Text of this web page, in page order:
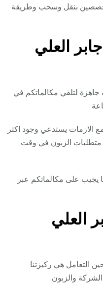
بنقل وسحب وطريقة
العلي
لتلقي مكالماتكم في
الازمات يستدعي وجود اكثر
الزبون في وقت
يجيب على مكالماتكم عبر
العلي
التعامل هي ركيزتنا
والزبون.